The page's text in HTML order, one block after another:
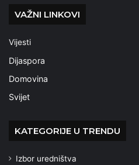
VAŽNI LINKOVI
Vijesti
Dijaspora
Domovina
Svijet
KATEGORIJE U TRENDU
Izbor uredništva